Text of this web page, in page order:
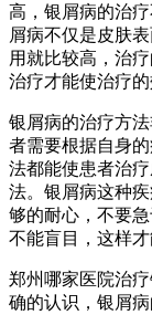
高，银屑病的治
屑病不仅是皮肤
用就比较高，治
治疗才能使治疗的
银屑病的治疗方
者需要根据自身
法都能使患者治
法。银屑病这种
够的耐心，不要
不能盲目，这样才
郑州哪家医院治
确的认识，银屑